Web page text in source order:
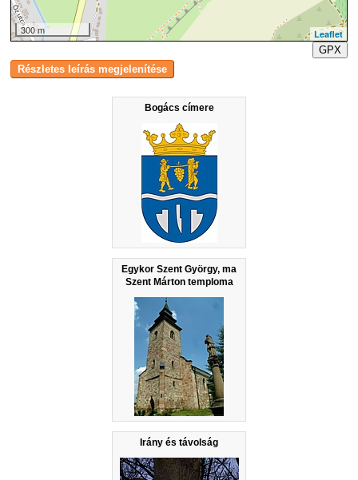
Bogács címere
Egykor Szent György, ma
Szent Márton temploma
Irány és távolság
300 m
Leaflet
GPX